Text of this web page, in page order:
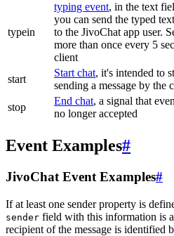
typein
typing event, in the text
you can send the typed
to the JivoChat app user.
more than once every 5
client
start
Start chat, it's intended to
sending a message by the
stop
End chat, a signal that
no longer accepted
Event Examples#
JivoChat Event Examples#
If at least one sender property is
sender field with this information is
recipient of the message is identified